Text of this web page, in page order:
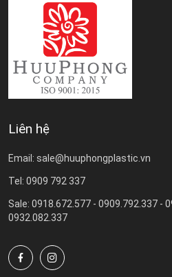
Liên hệ
Email: sale@huuphongplastic.vn
Tel: 0909 792 337
Sale: 0918.672.577 - 0909.792.337 -
0932.082.337